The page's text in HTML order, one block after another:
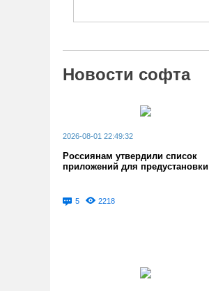
Новости софта
2026-08-01 22:49:32
Россиянам утвердили список
приложений для предустановки
5 2218